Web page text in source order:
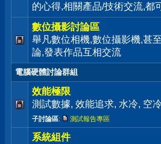
的心得,相關產品/技術交流,都
數位攝影討論區
舉凡數位相機,數位攝影機,甚
論,發表作品互相交流
電腦硬體討論群組
效能極限
測試數據, 效能追求, 水冷, 空
子討論區: 測試報告專區
系統組件